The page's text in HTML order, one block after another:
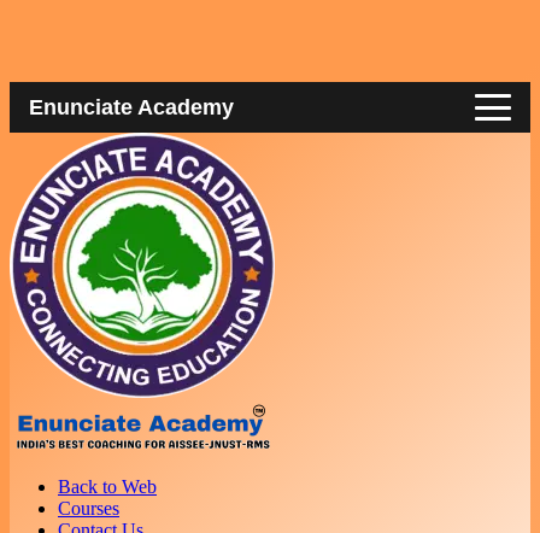
Enunciate Academy
Back to Web
Courses